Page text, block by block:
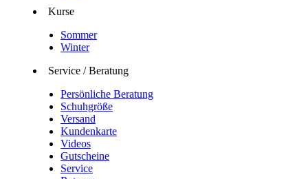
Kurse
Sommer
Winter
Service / Beratung
Persönliche Beratung
Schuhgröße
Versand
Kundenkarte
Videos
Gutscheine
Service